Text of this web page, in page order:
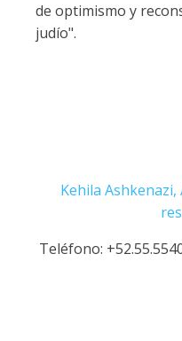
de optimismo y
judío".
Kehila Ashkenazi,
Teléfono: